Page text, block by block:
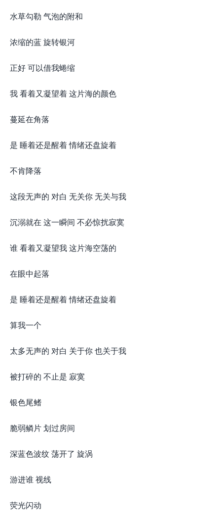
水草勾勒 气泡的附和
浓缩的蓝 旋转银河
正好 可以借我蜷缩
我 看着又凝望着 这片海的颜色
蔓延在角落
是 睡着还是醒着 情绪还盘旋着
不肯降落
这段无声的 对白 无关你 无关与我
沉溺就在 这一瞬间 不必惊扰寂寞
谁 看着又凝望我 这片海空荡的
在眼中起落
是 睡着还是醒着 情绪还盘旋着
算我一个
太多无声的 对白 关于你 也关于我
被打碎的 不止是 寂寞
银色尾鳍
脆弱鳞片 划过房间
深蓝色波纹 荡开了 旋涡
游进谁 视线
荧光闪动